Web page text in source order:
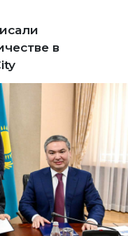
в